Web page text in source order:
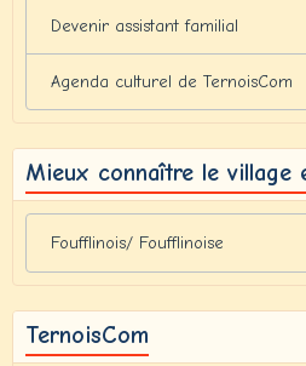
Devenir assistant familial
Agenda culturel de TernoisCom
Mieux connaître le village
Foufflinois/ Foufflinoise
TernoisCom